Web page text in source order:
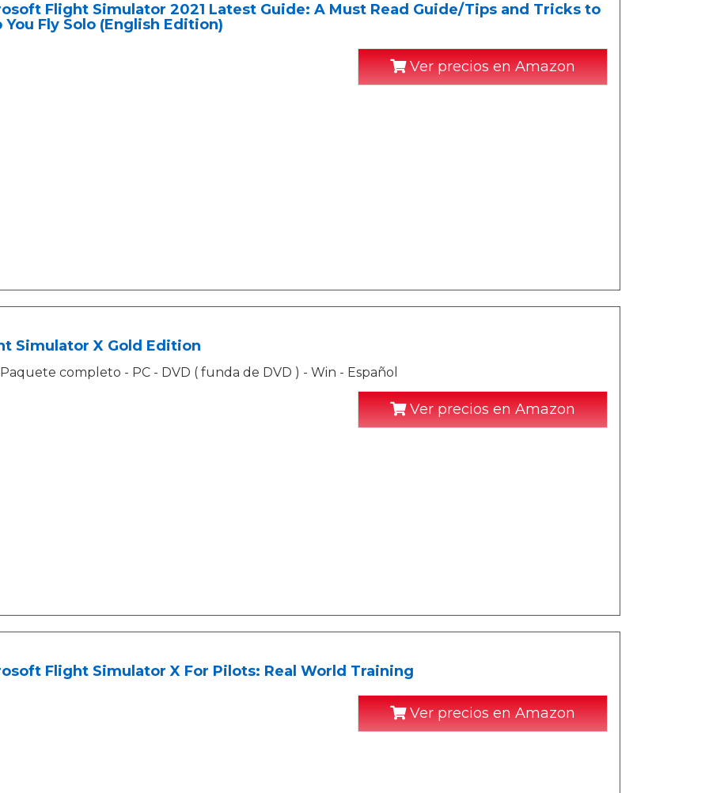
Flight Simulator 2021 Latest Guide: A Must Read Guide/Tips and Tricks to
You Fly Solo (English Edition)
Ver precios en Amazon
Simulator X Gold Edition
Paquete completo - PC - DVD ( funda de DVD ) - Win - Español
Ver precios en Amazon
Flight Simulator X For Pilots: Real World Training
Ver precios en Amazon